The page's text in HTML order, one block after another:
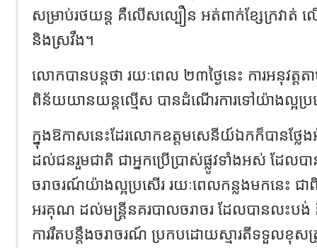
សម្រាប់រថយន្ត គឺលើសល្បឿន អត់ពាក់ខ្សែក្រវាត់ ល
និងស្រវឹង។
លោកបានបន្តថា រយៈពេល ២៣ថ្ងៃនេះ ការអនុវត្តតា
ពិន័យយានយន្តល្មើស បានដំណើរការទៅយ៉ាងល្អប្រ
ក្នុងឱកាសនេះដែរលោកឧត្តមសេនីយ៍ឯកក៏បានថ្
ដល់ជនរួមជាតិ ជាអ្នកប្រើប្រាស់ផ្លូវទាំងអស់ ដែលប
ចរាចរណ៍យ៉ាងល្អប្រសើរ រយៈពេលកន្លងមកនេះ
អរគុណ ដល់មន្រ្តីនគរបាលចរាចរ ដែលបានលះប
ការរឹតបន្តឹងចរាចរណ៍ ប្រកបដោយស្មារតីទទួលខុ